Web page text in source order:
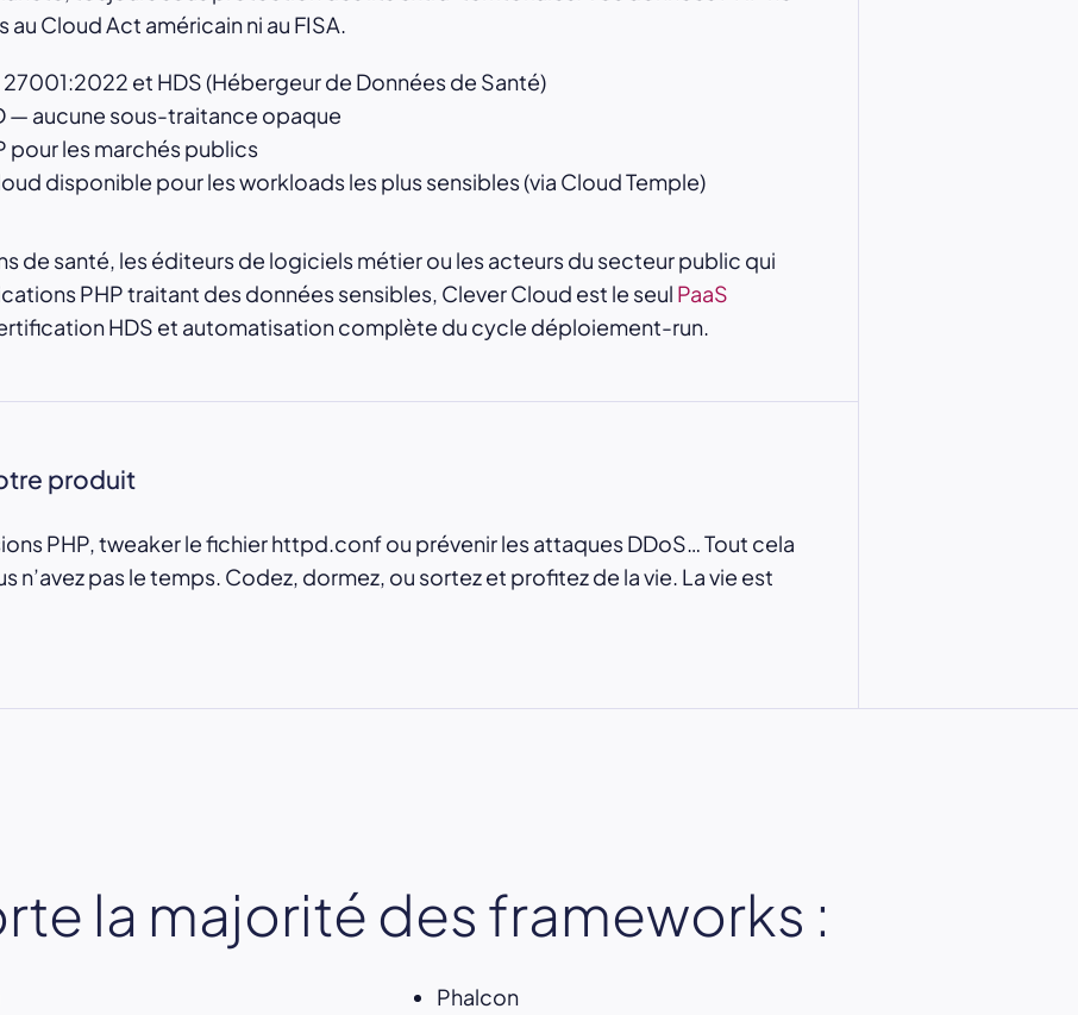
Cloud Act américain ni au FISA.
et HDS (Hébergeur de Données de Santé)
— aucune sous-traitance opaque
pour les marchés publics
disponible pour les workloads les plus sensibles (via Cloud Temple)
de santé, les éditeurs de logiciels métier ou les acteurs du secteur public qui
PHP traitant des données sensibles, Clever Cloud est le seul PaaS
HDS et automatisation complète du cycle déploiement-run.
produit
PHP, tweaker le fichier httpd.conf ou prévenir les attaques DDoS… Tout cela
n’avez pas le temps. Codez, dormez, ou sortez et profitez de la vie. La vie est
la majorité des frameworks :
Phalcon